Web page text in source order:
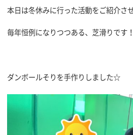
本日は冬休みに行った活動をご紹介さ
毎年恒例になりつつある、芝滑りです！
ダンボールそりを手作りしました☆